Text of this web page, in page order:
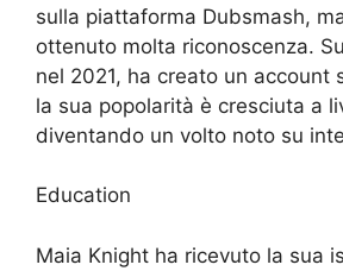
sulla piattaforma Dubsmash,
ottenuto molta riconoscenza.
nel 2021, ha creato un account
la sua popolarità è cresciuta a
diventando un volto noto su
Education
Maia Knight ha ricevuto la sua